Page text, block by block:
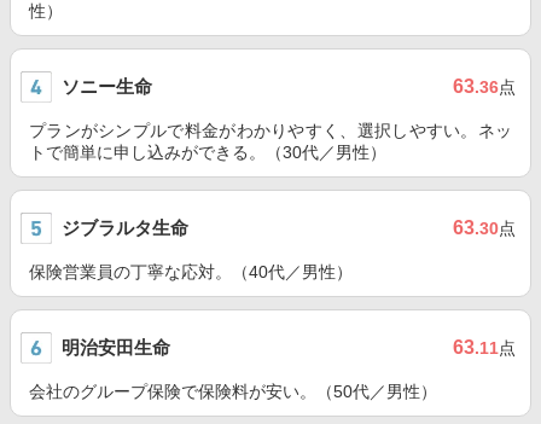
性）
ソニー生命 63.36点
プランがシンプルで料金がわかりやすく、選択しやすい。ネッ
トで簡単に申し込みができる。（30代／男性）
ジブラルタ生命 63.30点
保険営業員の丁寧な応対。（40代／男性）
明治安田生命 63.11点
会社のグループ保険で保険料が安い。（50代／男性）